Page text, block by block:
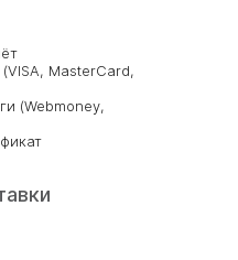
MasterCard,
(Webmoney,